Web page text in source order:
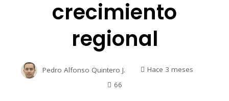
crecimiento
regional
Pedro Alfonso Quintero J.
Hace 3 meses
66